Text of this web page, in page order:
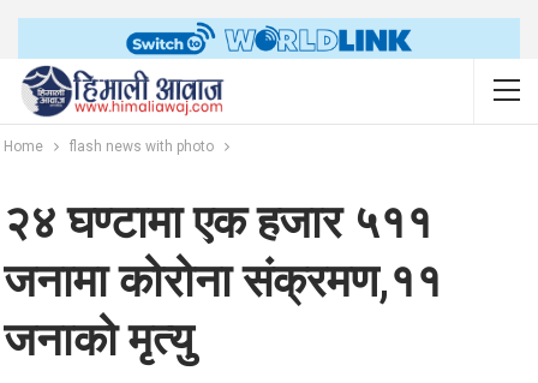
Home flash news with photo
२४ घण्टामा एक हजार ५११
जनामा कोरोना संक्रमण,११
जनाको मृत्यु